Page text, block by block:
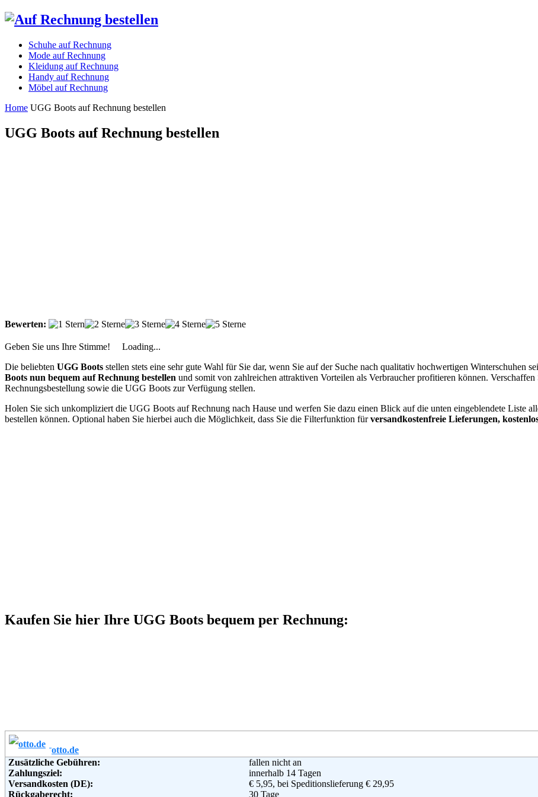
Schuhe auf Rechnung
Mode auf Rechnung
Kleidung auf Rechnung
Handy auf Rechnung
Möbel auf Rechnung
Home UGG Boots auf Rechnung bestellen
UGG Boots auf Rechnung bestellen
Bewerten:
Geben Sie uns Ihre Stimme!
Loading...
Die beliebten UGG Boots stellen stets eine sehr gute Wahl für Sie dar, wenn Sie auf der Suche nach qualitativ hochwertigen Winterschuhen
Boots nun bequem auf Rechnung bestellen und somit von zahlreichen attraktiven Vorteilen als Verbraucher profitieren können.
Rechnungsbestellung sowie die UGG Boots zur Verfügung stellen.
Holen Sie sich unkompliziert die UGG Boots auf Rechnung nach Hause und werfen Sie dazu einen Blick auf die unten eingeblendete Liste
bestellen können. Optional haben Sie hierbei auch die Möglichkeit, dass Sie die Filterfunktion fürversandkostenfreie Lieferungen,
Kaufen Sie hier Ihre UGG Boots bequem per Rechnung:
otto.de
Zusätzliche Gebühren:
fallen nicht an
Zahlungsziel:
innerhalb 14 Tagen
Versandkosten (DE):
€ 5,95, bei Speditionslieferung € 29,95
Rückgaberecht:
30 Tage